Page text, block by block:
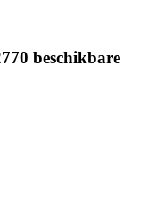
beschikbare